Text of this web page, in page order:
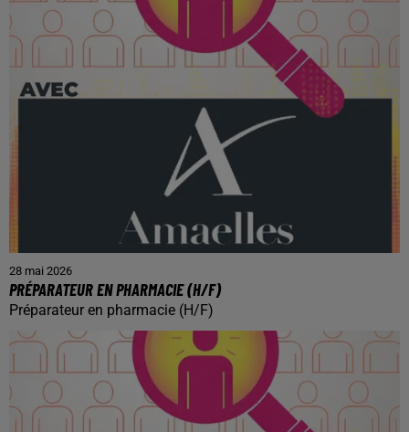
28 mai 2026
PRÉPARATEUR EN PHARMACIE (H/F)
Préparateur en pharmacie (H/F)